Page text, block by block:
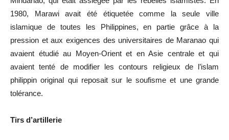
1980, Marawi avait été étiquetée comme la seule ville
islamique de toutes les Philippines, en partie grâce à la
pression et aux exigences des universitaires de Maranao qui
avaient étudié au Moyen-Orient et en Asie centrale et qui
avaient tenté de modifier les contours religieux de l’islam
philippin original qui reposait sur le soufisme et une grande
tolérance.
Tirs d’artillerie